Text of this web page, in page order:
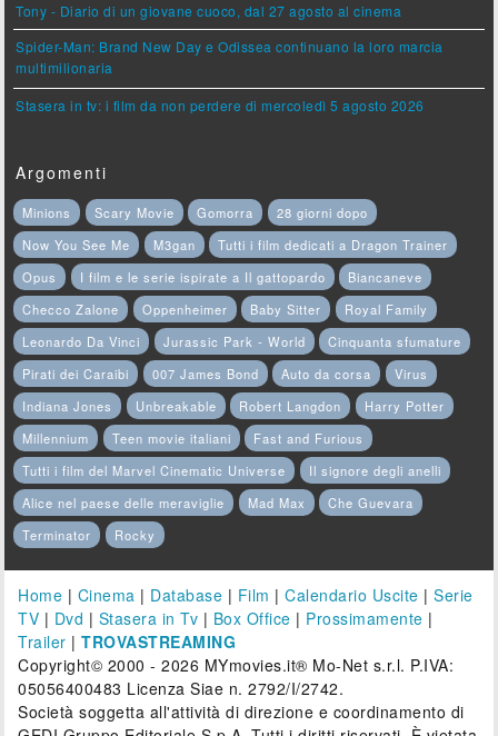
Tony - Diario di un giovane cuoco, dal 27 agosto al cinema
Spider-Man: Brand New Day e Odissea continuano la loro marcia
multimilionaria
Stasera in tv: i film da non perdere di mercoledì 5 agosto 2026
Argomenti
Minions Scary Movie Gomorra
28 giorni dopo
Now You See Me
M3gan
Tutti i film dedicati a Dragon Trainer
Opus
I film e le serie ispirate a Il gattopardo
Biancaneve
Checco Zalone
Oppenheimer Baby Sitter
Royal Family
Leonardo Da Vinci
Jurassic Park - World
Cinquanta sfumature
Pirati dei Caraibi
007 James Bond Auto da corsa
Virus
Indiana Jones
Unbreakable Robert Langdon
Harry Potter
Millennium
Teen movie italiani
Fast and Furious
Tutti i film del Marvel Cinematic Universe
Il signore degli anelli
Alice nel paese delle meraviglie
Mad Max
Che Guevara
Terminator
Rocky
Home | Cinema | Database | Film |Calendario Uscite |Serie
TV | Dvd | Stasera in Tv | Box Office | Prossimamente |
Trailer |TROVASTREAMING
Copyright© 2000 - 2026 MYmovies.it® Mo-Net s.r.l. P.IVA:
05056400483 Licenza Siae n. 2792/I/2742.
Società soggetta all'attività di direzione e coordinamento di